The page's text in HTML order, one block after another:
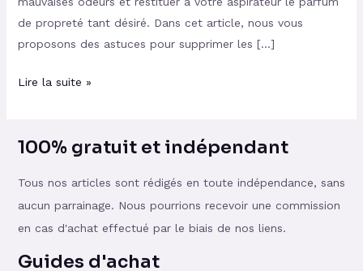
de propreté tant désiré. Dans cet article, nous vous
proposons des astuces pour supprimer les […]
Lire la suite »
100% gratuit et indépendant
Tous nos articles sont rédigés en toute indépendance, sans
aucun parrainage. Nous pourrions recevoir une commission
en cas d'achat effectué par le biais de nos liens.
Guides d'achat